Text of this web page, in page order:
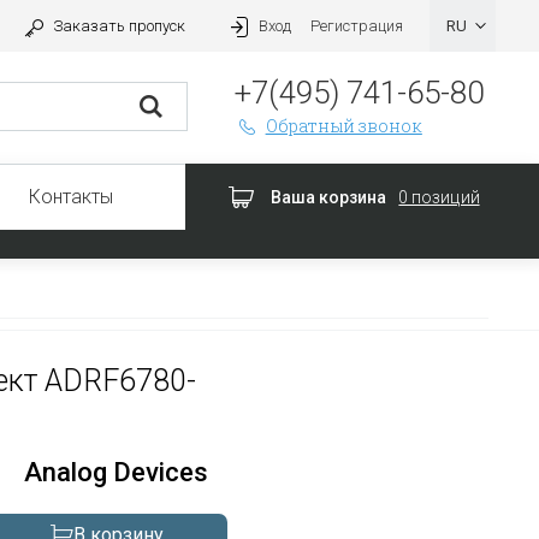
Заказать пропуск Вход Регистрация
+7(495) 741-65-80
Обратный звонок
Контакты Ваша корзина 0 позиций
ADRF6780-
Analog Devices